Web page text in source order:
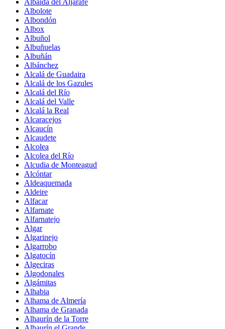
Albolote
Albondón
Albox
Albuñol
Albuñuelas
Albuñán
Albánchez
Alcalá de Guadaira
Alcalá de los Gazules
Alcalá del Río
Alcalá del Valle
Alcalá la Real
Alcaracejos
Alcaucín
Alcaudete
Alcolea
Alcolea del Río
Alcudia de Monteagud
Alcóntar
Aldeaquemada
Aldeire
Alfacar
Alfarnate
Alfarnatejo
Algar
Algarinejo
Algarrobo
Algatocín
Algeciras
Algodonales
Algámitas
Alhabia
Alhama de Almería
Alhama de Granada
Alhaurín de la Torre